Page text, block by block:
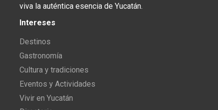
viva la auténtica esencia de Yucatán.
Intereses
Destinos
Gastronomía
Cultura y tradiciones
Eventos y Actividades
Vivir en Yucatán